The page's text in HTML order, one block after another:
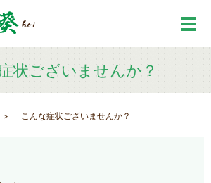
メ
状ございませんか？
こんな症状ございませんか？